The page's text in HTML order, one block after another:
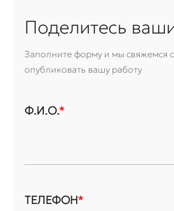
Поделитесь
Заполните форму и мы свяжемся
опубликовать вашу работу
Ф.И.О.*
ТЕЛЕФОН*